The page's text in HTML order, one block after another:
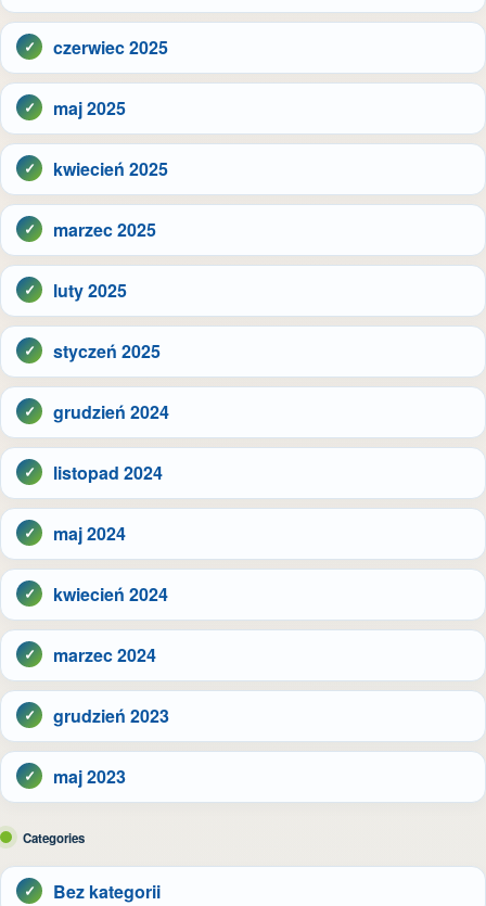
czerwiec 2025
maj 2025
kwiecień 2025
marzec 2025
luty 2025
styczeń 2025
grudzień 2024
listopad 2024
maj 2024
kwiecień 2024
marzec 2024
grudzień 2023
maj 2023
Categories
Bez kategorii